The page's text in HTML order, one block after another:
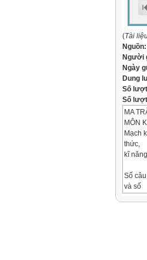
(Tài
Nguồn:
Người
Ngày
Dung
Số
Số
MA
MÔN
Mạch
thức,
kĩ năng
Số câu
và số